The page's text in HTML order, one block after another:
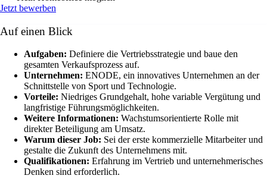
Jetzt bewerben
Auf einen Blick
Aufgaben: Definiere die Vertriebsstrategie und baue den
gesamten Verkaufsprozess auf.
Unternehmen: ENODE, ein innovatives Unternehmen an der
Schnittstelle von Sport und Technologie.
Vorteile: Niedriges Grundgehalt, hohe variable Vergütung und
langfristige Führungsmöglichkeiten.
Weitere Informationen: Wachstumsorientierte Rolle mit
direkter Beteiligung am Umsatz.
Warum dieser Job: Sei der erste kommerzielle Mitarbeiter und
gestalte die Zukunft des Unternehmens mit.
Qualifikationen: Erfahrung im Vertrieb und unternehmerisches
Denken sind erforderlich.